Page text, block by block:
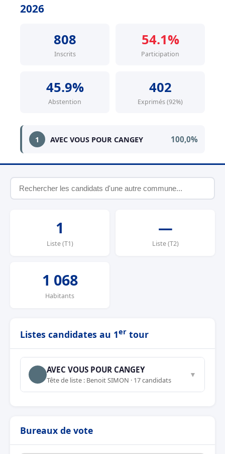
2026
808
Inscrits
54.1%
Participation
45.9%
Abstention
402
Exprimés (92%)
1 AVEC VOUS POUR CANGEY 100,0%
1
Liste (T1)
—
Liste (T2)
1 068
Habitants
Listes candidates au 1er tour
AVEC VOUS POUR CANGEY
Tête de liste : Benoit SIMON · 17 candidats
▼
Bureaux de vote